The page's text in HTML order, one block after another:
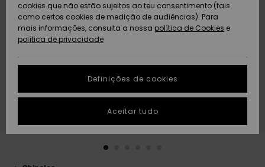
Artigos
recém-
chegados
Coleções
Artigos
recém-
chegados
Highlights
Community
AJUDA
Protecção de
dados
Guia de
tamanhos
conversa para
obteres a
resposta mais
rápida à tua
SUSTAINABILITY
PRESENTE
cookies que não estão sujeitos ao teu consentimento (tais
como certos cookies de medição de audiências). Para
mais informações, consulta a nossa política de Cookies e
política de privacidade
Definições de cookies
Aceitar tudo